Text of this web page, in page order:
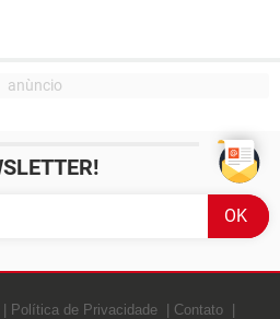
Política de Privacidade
Contato